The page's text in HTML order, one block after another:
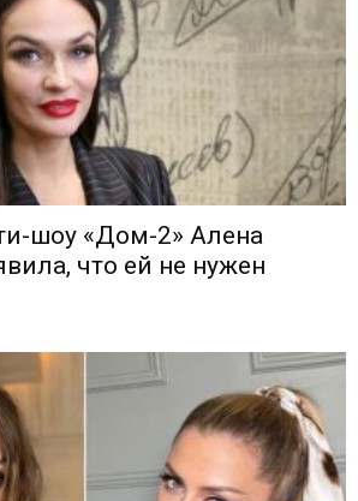
шоу «Дом-2» Алена
что ей не нужен